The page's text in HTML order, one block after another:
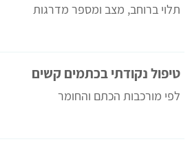
תלוי ברוחב, מצב ומספר מדרגות
טיפול נקודתי בכתמים קשים
לפי מורכבות הכתם והחומר